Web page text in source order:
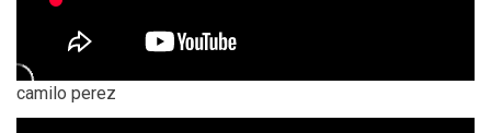
camilo perez